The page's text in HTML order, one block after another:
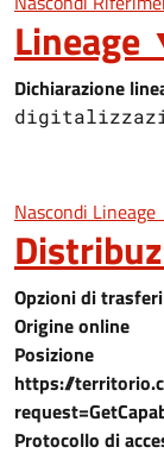
Lineage
Dichiarazione
Nascondi
Opzioni di
Origine online
Posizione
https://
Protocollo di